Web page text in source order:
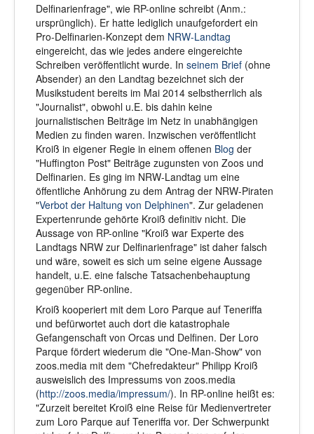
Delfinarienfrage", wie RP-online schreibt (Anm.:
ursprünglich). Er hatte lediglich unaufgefordert ein
Pro-Delfinarien-Konzept dem NRW-Landtag
eingereicht, das wie jedes andere eingereichte
Schreiben veröffentlicht wurde. In seinem Brief (ohne
Absender) an den Landtag bezeichnet sich der
Musikstudent bereits im Mai 2014 selbstherrlich als
"Journalist", obwohl u.E. bis dahin keine
journalistischen Beiträge im Netz in unabhängigen
Medien zu finden waren. Inzwischen veröffentlicht
Kroiß in eigener Regie in einem offenen Blog der
"Huffington Post" Beiträge zugunsten von Zoos und
Delfinarien. Es ging im NRW-Landtag um eine
öffentliche Anhörung zu dem Antrag der NRW-Piraten
"Verbot der Haltung von Delphinen". Zur geladenen
Expertenrunde gehörte Kroiß definitiv nicht. Die
Aussage von RP-online "Kroiß war Experte des
Landtags NRW zur Delfinarienfrage" ist daher falsch
und wäre, soweit es sich um seine eigene Aussage
handelt, u.E. eine falsche Tatsachenbehauptung
gegenüber RP-online.
Kroiß kooperiert mit dem Loro Parque auf Teneriffa
und befürwortet auch dort die katastrophale
Gefangenschaft von Orcas und Delfinen. Der Loro
Parque fördert wiederum die "One-Man-Show" von
zoos.media mit dem "Chefredakteur" Philipp Kroiß
ausweislich des Impressums von zoos.media
(http://zoos.media/impressum/). In RP-online heißt es:
"Zurzeit bereitet Kroiß eine Reise für Medienvertreter
zum Loro Parque auf Teneriffa vor. Der Schwerpunkt